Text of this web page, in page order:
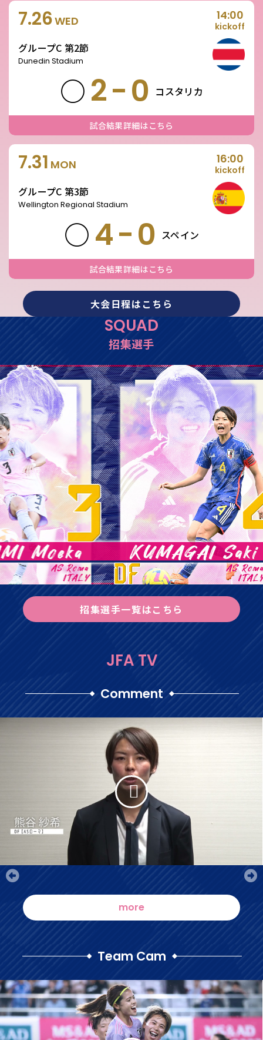
7.26WED 14:00
kickoff
グループC 第2節
Dunedin Stadium
○2-0 コスタリカ
試合結果詳細はこちら
7.31 MON 16:00
kickoff
グループC 第3節
Wellington Regional Stadium
○4-0 スペイン
試合結果詳細はこちら
大会日程はこちら
SQUAD
招集選手
招集選手一覧はこちら
JFA TV
Comment
more （別ウィンドウで開く）
Team Cam